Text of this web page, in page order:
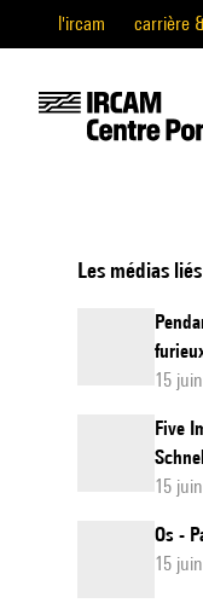
l'ircam carrière
Les médias
15
Five
15
Os -
15